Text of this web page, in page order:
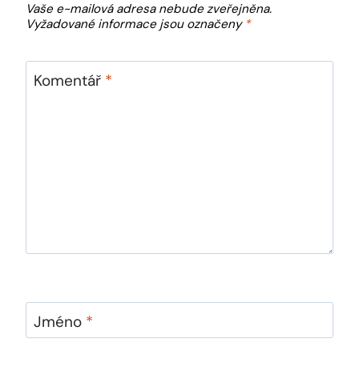
Vaše e-mailová adresa nebude zveřejněna.
Vyžadované informace jsou označeny *
Komentář *
Jméno *